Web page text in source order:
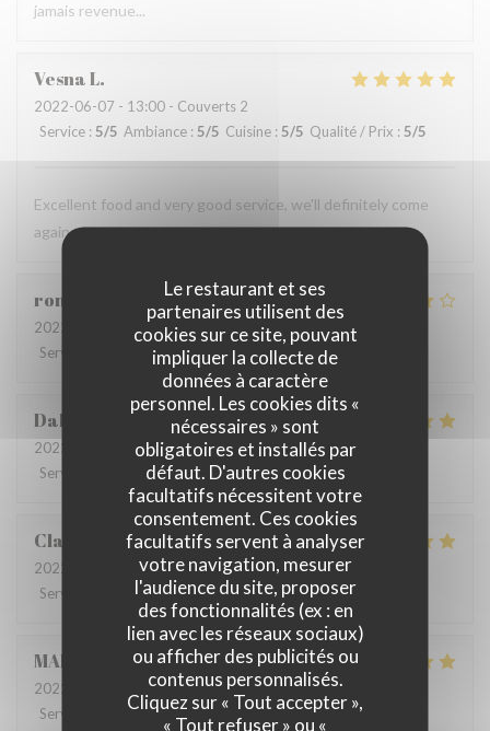
Le restaurant et ses
partenaires utilisent des
cookies sur ce site, pouvant
impliquer la collecte de
données à caractère
personnel. Les cookies dits «
nécessaires » sont
obligatoires et installés par
défaut. D'autres cookies
facultatifs nécessitent votre
consentement. Ces cookies
facultatifs servent à analyser
votre navigation, mesurer
l'audience du site, proposer
des fonctionnalités (ex : en
lien avec les réseaux sociaux)
ou afficher des publicités ou
contenus personnalisés.
Cliquez sur « Tout accepter »,
« Tout refuser » ou «
jamais revenue...
VesnaL
2022-06-07 - 13:00 - Couverts 2
Service : 5/5 Ambiance : 5/5 Cuisine : 5/5 Qualité / Prix : 5/5
Excellent food and very good service, we'll definitely come
again.
romain
2022-06-22
- 13:00 - Couverts 4
Service
Ambiance:5/5 Cuisine: 4/5 Qualité / Prix
Dalesme
2022-06-21
- 19:00 - Couverts 6
Service
Ambiance: 5 /5 Cuisine: 5/5 Qualité / Prix
Clarisse
2022-06-21
- 19:00 - Couverts 2
Service
Ambiance: 5/5 Cuisine: 5/5 Qualité / Prix
MARIA
2022-06-20
- 19:00 - Couverts 8
Service
Ambiance :5/5 Cuisine :5/5 Qualité / Prix